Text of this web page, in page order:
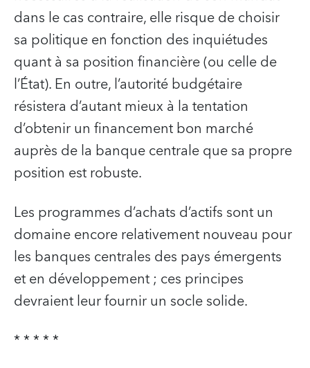
dans le cas contraire, elle risque de choisir
sa politique en fonction des inquiétudes
quant à sa position financière (ou celle de
l’État). En outre, l’autorité budgétaire
résistera d’autant mieux à la tentation
d’obtenir un financement bon marché
auprès de la banque centrale que sa propre
position est robuste.
Les programmes d’achats d’actifs sont un
domaine encore relativement nouveau pour
les banques centrales des pays émergents
et en développement ; ces principes
devraient leur fournir un socle solide.
* * * * *